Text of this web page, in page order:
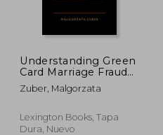
Understanding Green
Card Marriage Fraud
(en Inglés)
Zuber, Malgorzata
Lexington Books, Tapa
Dura, Nuevo